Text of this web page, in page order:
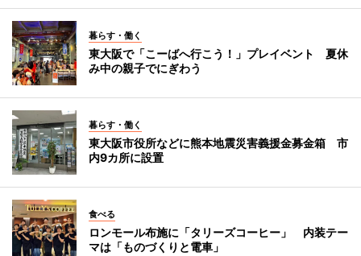
暮らす・働く
東大阪で「こーばへ行こう！」プレイベント 夏休
み中の親子でにぎわう
暮らす・働く
東大阪市役所などに熊本地震災害義援金募金箱 市
内9カ所に設置
食べる
ロンモール布施に「タリーズコーヒー」 内装テー
マは「ものづくりと電車」